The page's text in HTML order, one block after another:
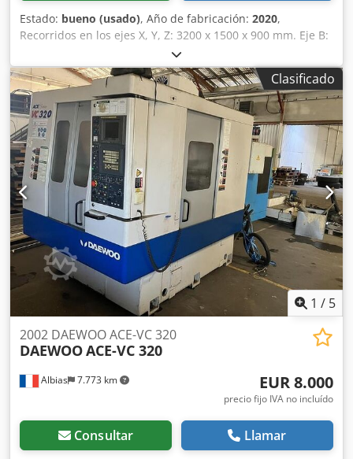
Estado: bueno (usado), Año de fabricación: 2020,
Recorridos en los ejes X, Y, Z: 3200 x 1500 x 900 mm. Eje B:
+/- 120 grados. Eje C: 370 grados. Velocidad de avance: 90
m/min. Velocidad del husillo: 24.000 rpm. Cono del husillo:
HSK 63. Dedpfx Aezcv T Djpijck
Clasificado
1 / 5
Albias 7.773 km
2002 DAEWOO ACE-VC 320
DAEWOOACE-VC 320
EUR 8.000
precio fijo IVA no incluído
Consultar Llamar